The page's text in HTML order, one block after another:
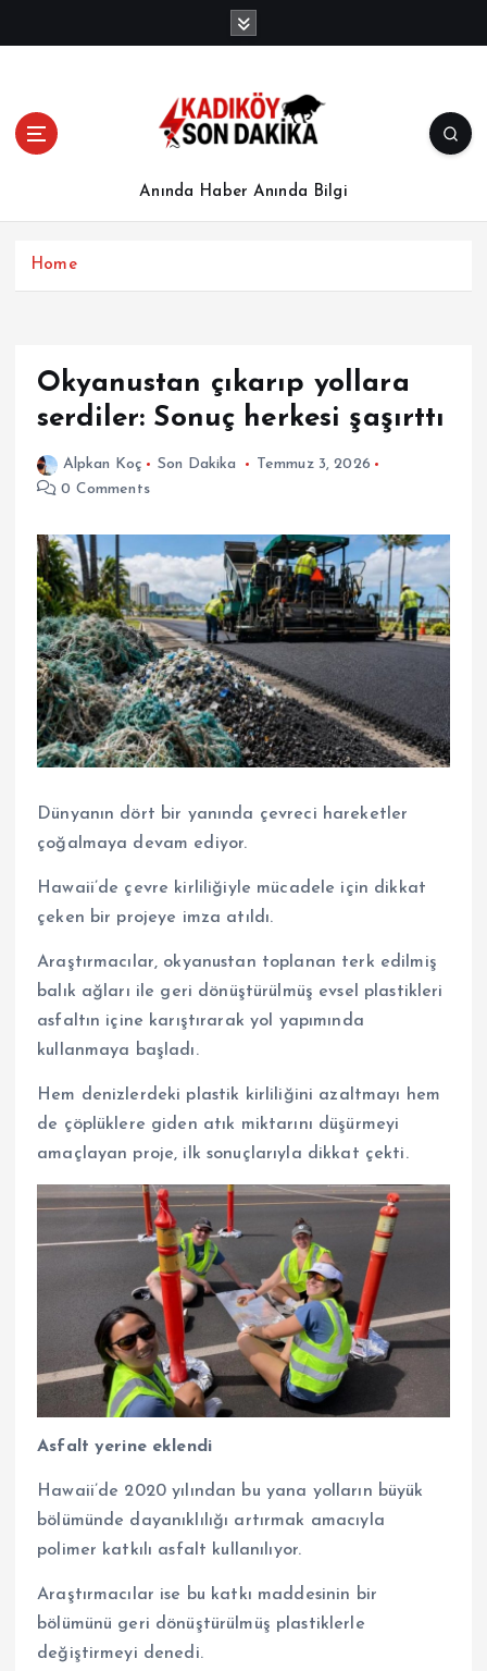
Anında Haber Anında Bilgi
Home
Okyanustan çıkarıp yollara
serdiler: Sonuç herkesi şaşırttı
Alpkan Koç Son Dakika
Temmuz 3, 2026
0 Comments
Dünyanın dört bir yanında çevreci hareketler
çoğalmaya devam ediyor.
Hawaii’de çevre kirliliğiyle mücadele için dikkat
çeken bir projeye imza atıldı.
Araştırmacılar, okyanustan toplanan terk edilmiş
balık ağları ile geri dönüştürülmüş evsel plastikleri
asfaltın içine karıştırarak yol yapımında
kullanmaya başladı.
Hem denizlerdeki plastik kirliliğini azaltmayı hem
de çöplüklere giden atık miktarını düşürmeyi
amaçlayan proje, ilk sonuçlarıyla dikkat çekti.
Asfalt yerine eklendi
Hawaii’de 2020 yılından bu yana yolların büyük
bölümünde dayanıklılığı artırmak amacıyla
polimer katkılı asfalt kullanılıyor.
Araştırmacılar ise bu katkı maddesinin bir
bölümünü geri dönüştürülmüş plastiklerle
değiştirmeyi denedi.